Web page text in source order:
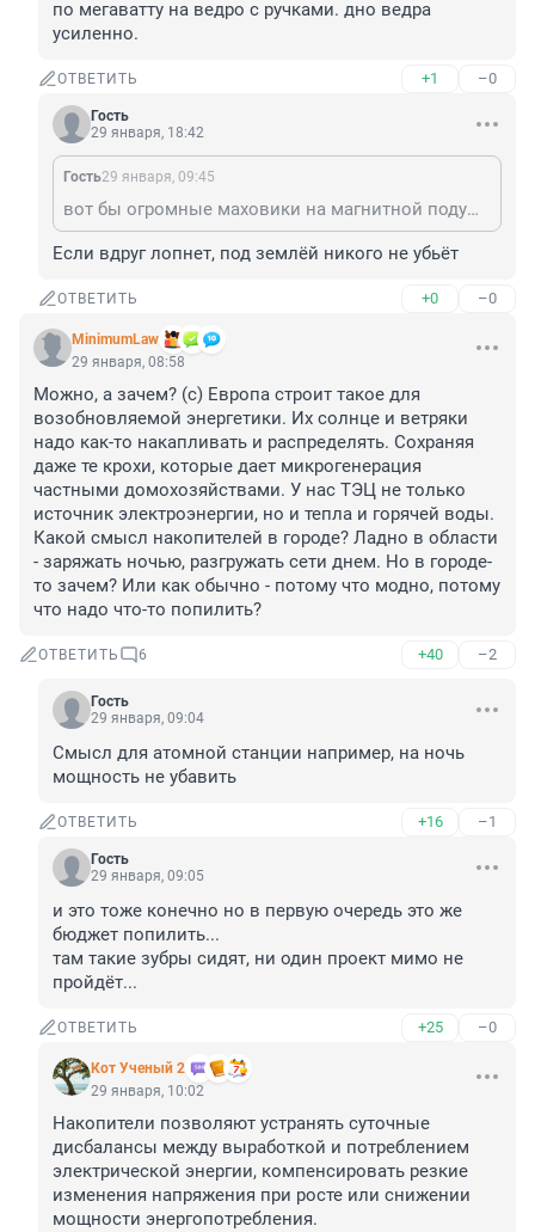
по мегаватту на ведро с ручками. дно ведра
усиленно.
ОТВЕТИТЬ +1 –0
Гость
29 января, 18:42
Гость29 января, 09:45
вот бы огромные маховики на магнитной подушке, очень прикольная идея )
Если вдруг лопнет, под землёй никого не убьёт
ОТВЕТИТЬ +0 –0
MinimumLaw
29 января, 08:58
Можно, а зачем? (с) Европа строит такое для
возобновляемой энергетики. Их солнце и ветряки
надо как-то накапливать и распределять. Сохраняя
даже те крохи, которые дает микрогенерация
частными домохозяйствами. У нас ТЭЦ не только
источник электроэнергии, но и тепла и горячей воды.
Какой смысл накопителей в городе? Ладно в области
- заряжать ночью, разгружать сети днем. Но в городе-
то зачем? Или как обычно - потому что модно, потому
что надо что-то попилить?
ОТВЕТИТЬ 6 +40 –2
Гость
29 января, 09:04
Смысл для атомной станции например, на ночь
мощность не убавить
ОТВЕТИТЬ +16 –1
Гость
29 января, 09:05
и это тоже конечно но в первую очередь это же
бюджет попилить...
там такие зубры сидят, ни один проект мимо не
пройдёт...
ОТВЕТИТЬ +25 –0
Кот Ученый 2
29 января, 10:02
Накопители позволяют устранять суточные
дисбалансы между выработкой и потреблением
электрической энергии, компенсировать резкие
изменения напряжения при росте или снижении
мощности энергопотребления.